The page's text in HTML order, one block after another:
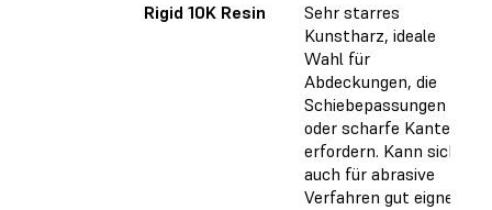
Rigid 10K Resin
Sehr starres
Kunstharz, ideale
Wahl für
Abdeckungen, die
Schiebepassungen
oder scharfe Kanten
erfordern. Kann sich
auch für abrasive
Verfahren gut eignen.